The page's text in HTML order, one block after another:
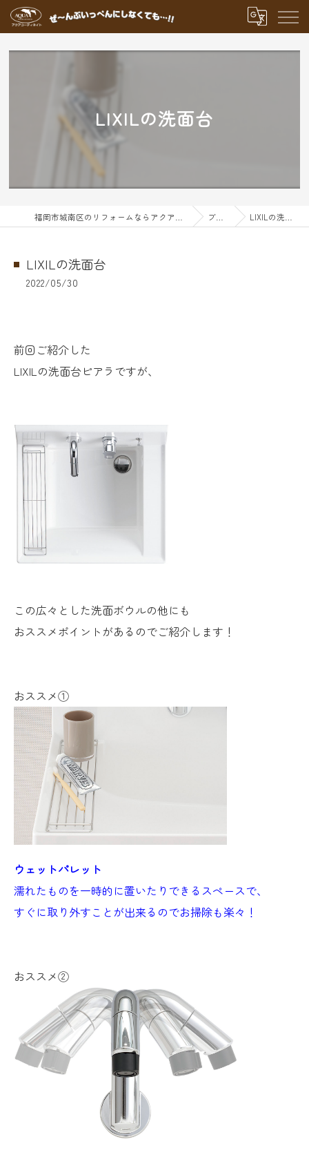
LIXILの洗面台
ブログ LIXILの洗面台
LIXILの洗面台
2022/05/30
前回ご紹介した
LIXILの洗面台ピアラですが、
この広々とした洗面ボウルの他にも
おススメポイントがあるのでご紹介します！
おススメ①
ウェットパレット
濡れたものを一時的に置いたりできるスペースで、
すぐに取り外すことが出来るのでお掃除も楽々！
おススメ②